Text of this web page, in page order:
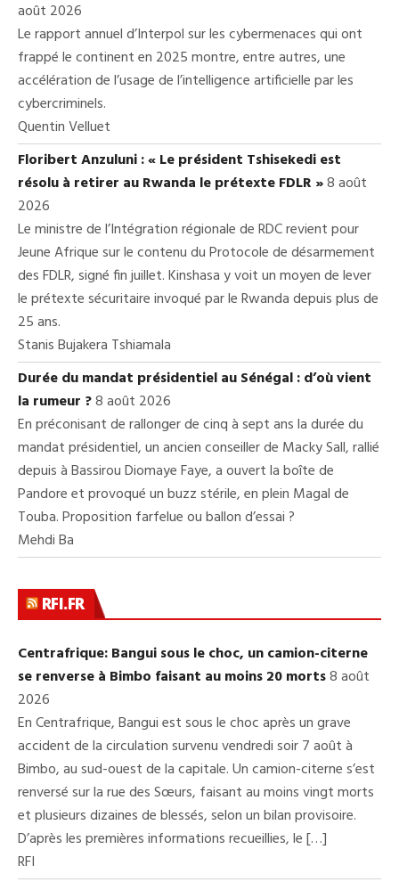
août 2026
Le rapport annuel d’Interpol sur les cybermenaces qui ont
frappé le continent en 2025 montre, entre autres, une
accélération de l’usage de l’intelligence artificielle par les
cybercriminels.
Quentin Velluet
Floribert Anzuluni : « Le président Tshisekedi est
résolu à retirer au Rwanda le prétexte FDLR »8 août
2026
Le ministre de l’Intégration régionale de RDC revient pour
Jeune Afrique sur le contenu du Protocole de désarmement
des FDLR, signé fin juillet. Kinshasa y voit un moyen de lever
le prétexte sécuritaire invoqué par le Rwanda depuis plus de
25 ans.
Stanis Bujakera Tshiamala
Durée du mandat présidentiel au Sénégal : d’où vient
la rumeur ?8 août 2026
En préconisant de rallonger de cinq à sept ans la durée du
mandat présidentiel, un ancien conseiller de Macky Sall, rallié
depuis à Bassirou Diomaye Faye, a ouvert la boîte de
Pandore et provoqué un buzz stérile, en plein Magal de
Touba. Proposition farfelue ou ballon d’essai ?
Mehdi Ba
RFI.FR
Centrafrique: Bangui sous le choc, un camion-citerne
se renverse à Bimbo faisant au moins 20 morts8 août
2026
En Centrafrique, Bangui est sous le choc après un grave
accident de la circulation survenu vendredi soir 7 août à
Bimbo, au sud-ouest de la capitale. Un camion-citerne s’est
renversé sur la rue des Sœurs, faisant au moins vingt morts
et plusieurs dizaines de blessés, selon un bilan provisoire.
D’après les premières informations recueillies, le […]
RFI